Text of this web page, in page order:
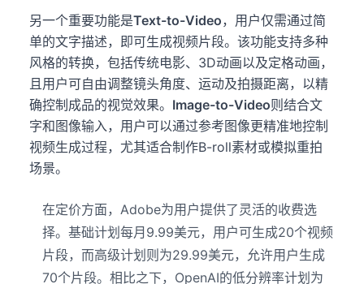
另一个重要功能是Text-to-Video，用户仅需通过简
单的文字描述，即可生成视频片段。该功能支持多种
风格的转换，包括传统电影、3D动画以及定格动画，
且用户可自由调整镜头角度、运动及拍摄距离，以精
确控制成品的视觉效果。 Image-to-Video则结合文
字和图像输入，用户可以通过参考图像更精准地控制
视频生成过程，尤其适合制作B-roll素材或模拟重拍
场景。
在定价方面，Adobe为用户提供了灵活的收费选
择。基础计划每月9.99美元，用户可生成20个视频
片段，而高级计划则为29.99美元，允许用户生成
70个片段。相比之下，OpenAI的低分辨率计划为